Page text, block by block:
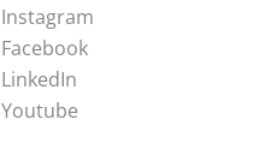
Instagram
Facebook
LinkedIn
Youtube